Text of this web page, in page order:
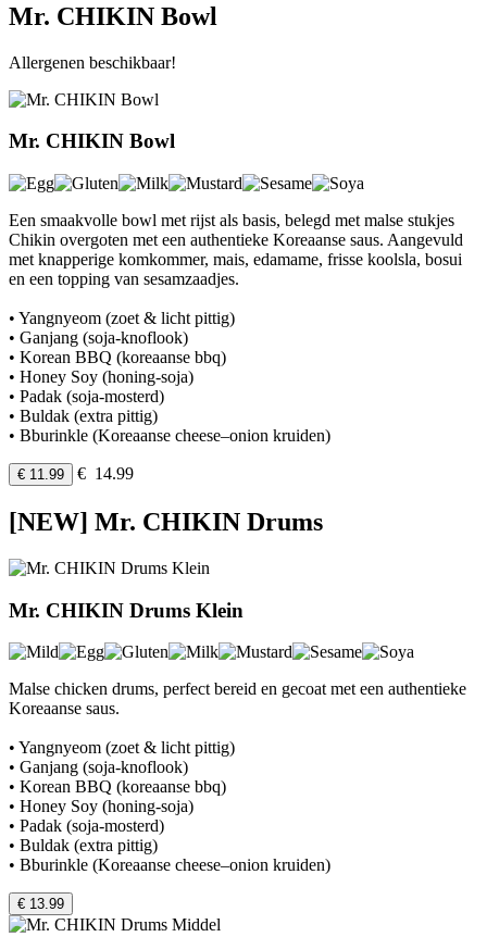
Mr. CHIKIN Bowl
Allergenen beschikbaar!
Mr. CHIKIN Bowl
Een smaakvolle bowl met rijst als basis, belegd met malse stukjes
Chikin overgoten met een authentieke Koreaanse saus. Aangevuld
met knapperige komkommer, mais, edamame, frisse koolsla, bosui
en een topping van sesamzaadjes.
• Yangnyeom (zoet & licht pittig)
• Ganjang (soja-knoflook)
• Korean BBQ (koreaanse bbq)
• Honey Soy (honing-soja)
• Padak (soja-mosterd)
• Buldak (extra pittig)
• Bburinkle (Koreaanse cheese–onion kruiden)
€ 11.99 € 14.99
[NEW] Mr. CHIKIN Drums
Mr. CHIKIN Drums Klein
Malse chicken drums, perfect bereid en gecoat met een authentieke
Koreaanse saus.
• Yangnyeom (zoet & licht pittig)
• Ganjang (soja-knoflook)
• Korean BBQ (koreaanse bbq)
• Honey Soy (honing-soja)
• Padak (soja-mosterd)
• Buldak (extra pittig)
• Bburinkle (Koreaanse cheese–onion kruiden)
€ 13.99